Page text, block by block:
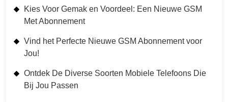
Kies Voor Gemak en Voordeel: Een Nieuwe GSM
Met Abonnement
Vind het Perfecte Nieuwe GSM Abonnement voor
Jou!
Ontdek De Diverse Soorten Mobiele Telefoons Die
Bij Jou Passen